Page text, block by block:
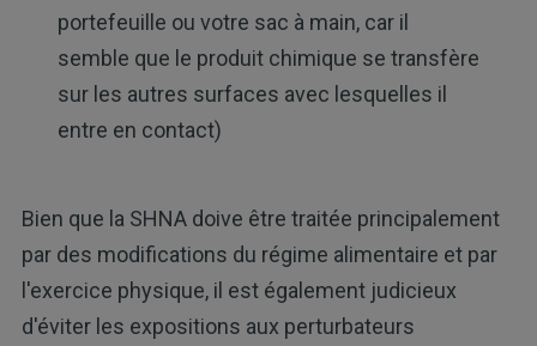
portefeuille ou votre sac à main, car il
semble que le produit chimique se transfère
sur les autres surfaces avec lesquelles il
entre en contact)
Bien que la SHNA doive être traitée principalement
par des modifications du régime alimentaire et par
l'exercice physique, il est également judicieux
d'éviter les expositions aux perturbateurs